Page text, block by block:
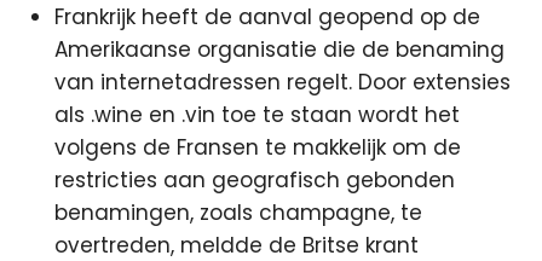
Frankrijk heeft de aanval geopend op de
Amerikaanse organisatie die de benaming
van internetadressen regelt. Door extensies
als .wine en .vin toe te staan wordt het
volgens de Fransen te makkelijk om de
restricties aan geografisch gebonden
benamingen, zoals champagne, te
overtreden, meldde de Britse krant